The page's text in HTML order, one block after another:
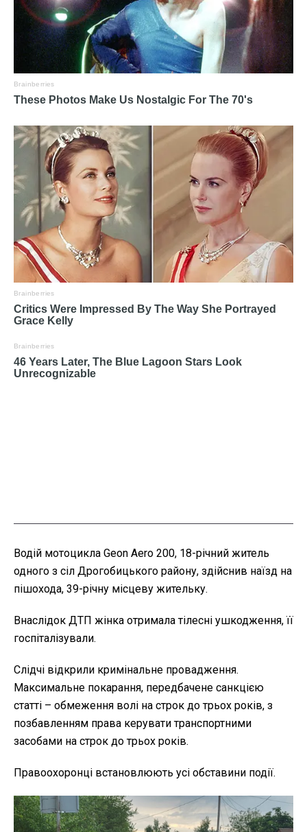
Водій мотоцикла Geon Aero 200, 18-річний житель
одного з сіл Дрогобицького району, здійснив наїзд на
пішохода, 39-річну місцеву жительку.
Внаслідок ДТП жінка отримала тілесні ушкодження, її
госпіталізували.
Слідчі відкрили кримінальне провадження.
Максимальне покарання, передбачене санкцією
статті – обмеження волі на строк до трьох років, з
позбавленням права керувати транспортними
засобами на строк до трьох років.
Правоохоронці встановлюють усі обставини події.